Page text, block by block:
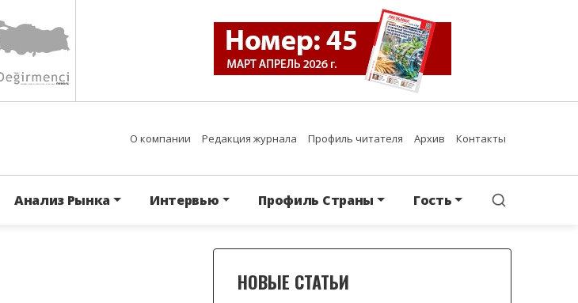
О компании Редакция журнала Профиль читателя Архив Контакты
Анализ Рынка Интервью Профиль Страны Гость
НОВЫЕ СТАТЬИ